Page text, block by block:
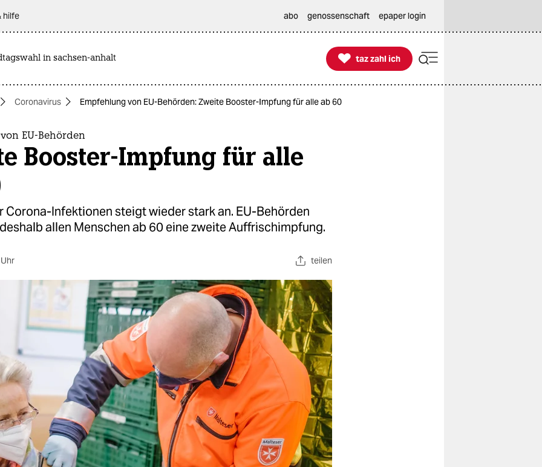
hilfe abo genossenschaft epaper login
in sachsen-anhalt 
taz zahl ich
taz zahl ich
Coronavirus Empfehlung von EU-Behörden: Zweite Booster-Impfung für alle ab 60
EU-Behörden
Booster-Impfung für alle
Corona-Infektionen steigt wieder stark an. EU-Behörden
allen Menschen ab 60 eine zweite Auffrischimpfung.
teilen